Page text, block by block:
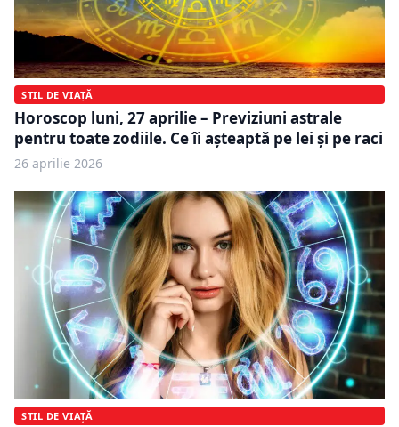
STIL DE VIAȚĂ
Horoscop luni, 27 aprilie – Previziuni astrale
pentru toate zodiile. Ce îi așteaptă pe lei și pe raci
26 aprilie 2026
STIL DE VIAȚĂ